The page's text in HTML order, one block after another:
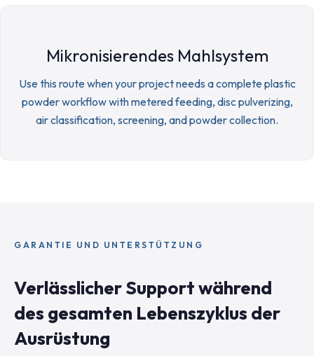
Mikronisierendes Mahlsystem
Use this route when your project needs a complete plastic
powder workflow with metered feeding, disc pulverizing,
air classification, screening, and powder collection.
GARANTIE UND UNTERSTÜTZUNG
Verlässlicher Support während
des gesamten Lebenszyklus der
Ausrüstung